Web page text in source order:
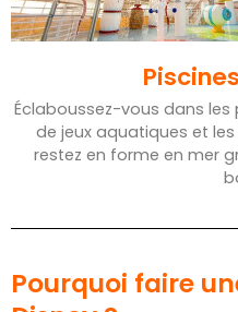
Éclaboussez-vous dans les
de jeux aquatiques et
restez en forme en mer
Pourquoi faire